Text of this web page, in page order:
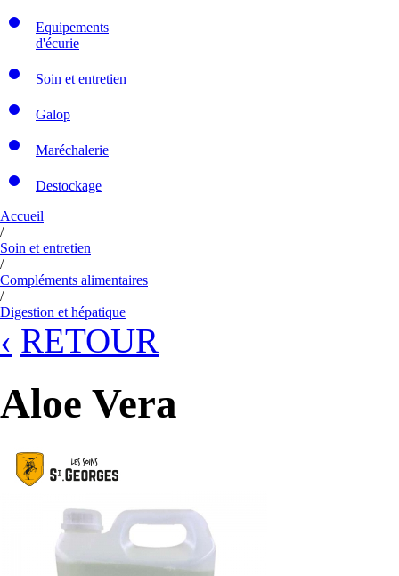
Equipements
d'écurie
Soin et entretien
Galop
Maréchalerie
Destockage
Accueil
/
Soin et entretien
/
Compléments alimentaires
/
Digestion et hépatique
‹ RETOUR
Aloe Vera